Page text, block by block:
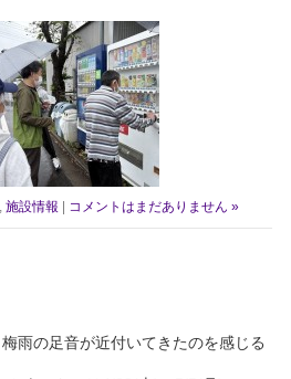
,施設情報 コメントはまだありません »
雨の足音が近付いてきたのを感じる